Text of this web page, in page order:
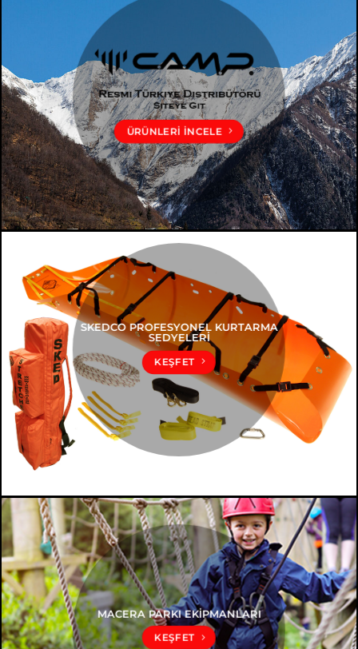
ÜRÜNLERI İNCELE
SKEDCO PROFESYONEL KURTARMA
SEDYELERİ
KEŞFET
MACERA PARKI EKİPMANLARI
KEŞFET